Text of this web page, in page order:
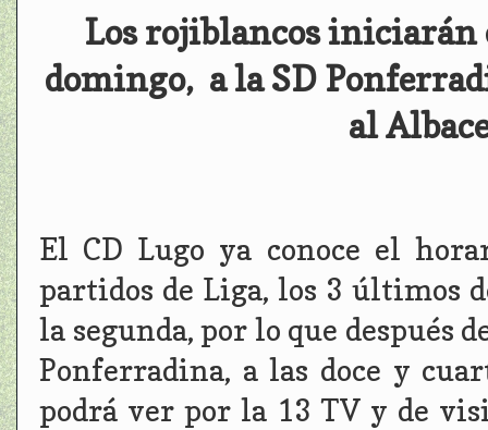
Los rojiblancos iniciarán
domingo, a la SD
al
El CD Lugo ya conoce el
partidos de Liga, los 3 últimos
la segunda, por lo que después
Ponferradina, a las doce y
podrá ver por la 13 TV y de